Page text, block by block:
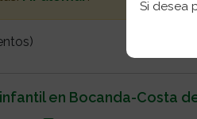
Si desea
en Bocanda-Costa